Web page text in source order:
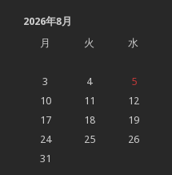
2026年8月
月
火 水
3
4 5
10
11 12
17
18 19
24
25 26
31